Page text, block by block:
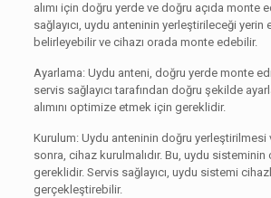
alımı için doğru yerde ve doğru açıda monte
sağlayıcı, uydu anteninin yerleştirileceği yerin
belirleyebilir ve cihazı orada monte edebilir.
Ayarlama: Uydu anteni, doğru yerde monte
servis sağlayıcı tarafından doğru şekilde
alımını optimize etmek için gereklidir.
Kurulum: Uydu anteninin doğru yerleştirilmesi
sonra, cihaz kurulmalıdır. Bu, uydu sisteminin
gereklidir. Servis sağlayıcı, uydu sistemi
gerçekleştirebilir.